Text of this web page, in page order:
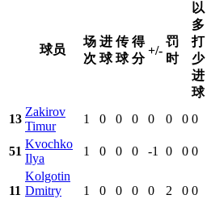
球员
场
次
进
球
传
球
得
分
+/-
罚
时
以
多
打
少
进
球
13
Zakirov
Timur
1 0 0 0 0 0 0 0
51
Kvochko
Ilya
1 0 0 0 -1 0 0 0
11
Kolgotin
Dmitry
1 0 0 0 0 2 0 0